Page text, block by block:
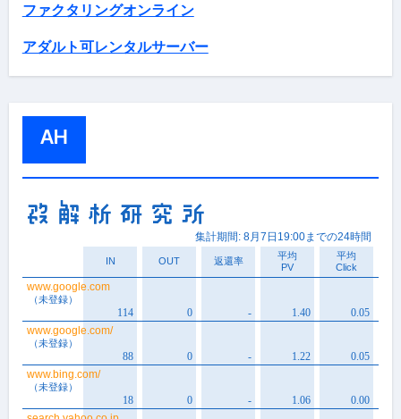
ファクタリングオンライン
アダルト可レンタルサーバー
AH